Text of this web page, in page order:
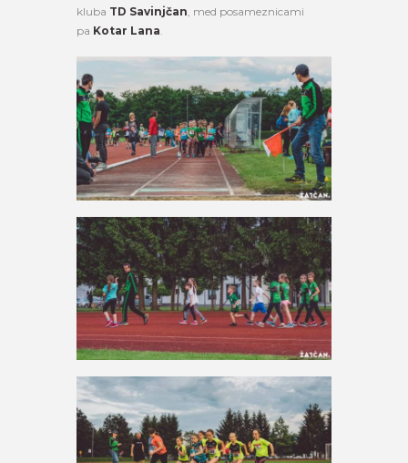
kluba TD Savinjčan , med posameznicami
pa Kotar Lana